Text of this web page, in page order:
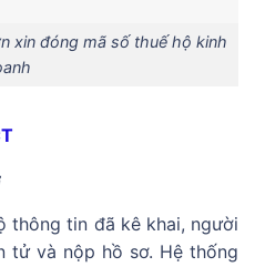
xin đóng mã số thuế hộ kinh
thông tin đã kê khai, người
tử và nộp hồ sơ. Hệ thống